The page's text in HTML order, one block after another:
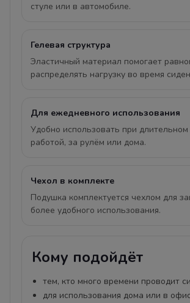
стуле или в автомобиле.
Гелевая структура
Эластичный материал помогает
распределять нагрузку во время
Для ежедневного использования
Удобно использовать при длительном
работой, за рулём или дома.
Чехол в комплекте
Подушка комплектуется чехлом для
более удобного использования.
Кому подойдёт
тем, кто много времени проводит
для использования дома или в